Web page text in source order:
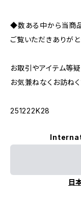
◆数ある中から当商
ご覧いただきありが
お取引やアイテム等
お気兼ねなくお訪ねく
251222K28
日